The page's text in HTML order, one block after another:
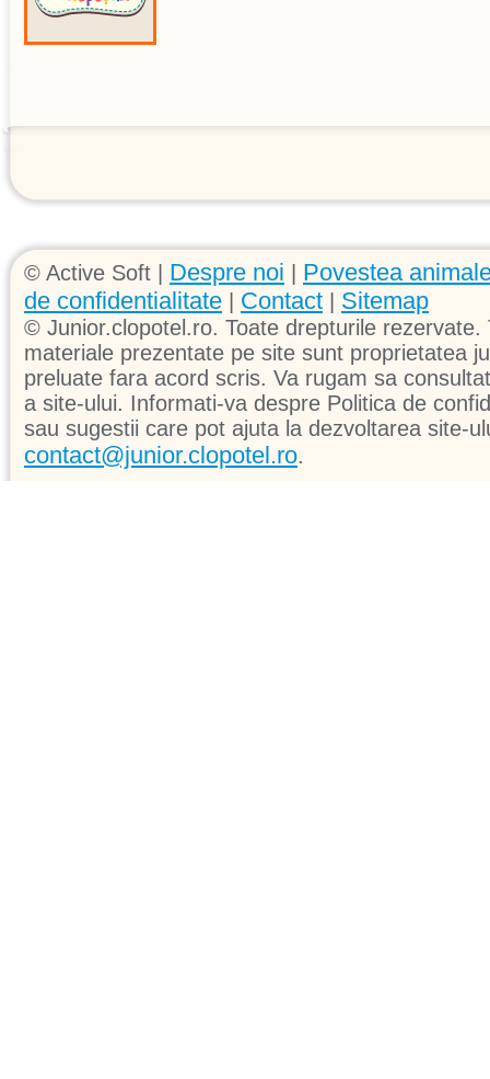
© Active Soft | Despre noi
Povestea
de confidentialitate
Contact Sitemap
© Junior.clopotel.ro. Toate drepturile
materiale prezentate pe site sunt proprietatea
preluate fara acord scris. Va rugam sa
a site-ului. Informati-va despre Politica de
sau sugestii care pot ajuta la dezvoltarea site-
contact@junior.clopotel.ro.